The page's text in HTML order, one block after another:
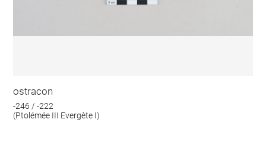
ostracon
-246 / -222
(Ptolémée III Evergète I)